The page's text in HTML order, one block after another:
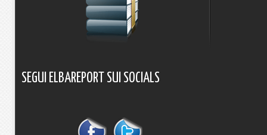
SEGUI ELBAREPORT SUI SOCIALS